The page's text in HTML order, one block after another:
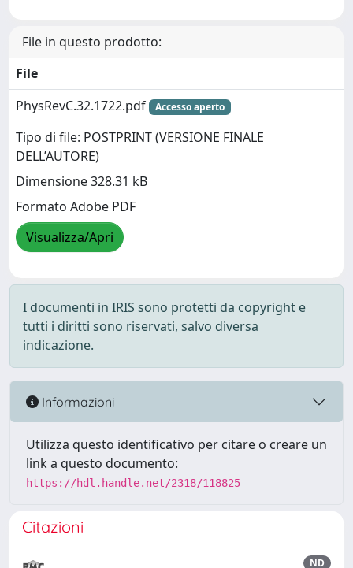
File in questo prodotto:
File
PhysRevC.32.1722.pdf
Accesso aperto
Tipo di file: POSTPRINT (VERSIONE FINALE
DELL’AUTORE)
Dimensione 328.31 kB
Formato Adobe PDF
Visualizza/Apri
I documenti in IRIS sono protetti da copyright e
tutti i diritti sono riservati, salvo diversa
indicazione.
Informazioni
Utilizza questo identificativo per citare o creare un
link a questo documento:
https://hdl.handle.net/2318/118825
Citazioni
ND